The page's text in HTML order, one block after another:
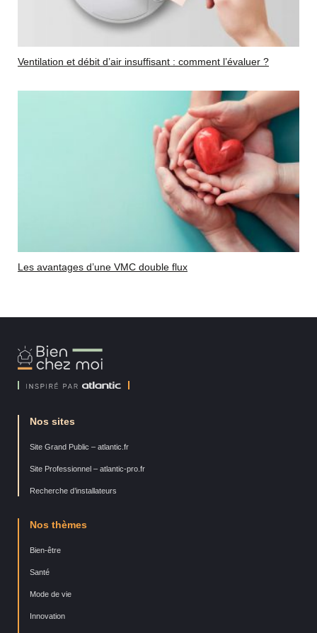
Ventilation et débit d’air insuffisant : comment l’évaluer ?
Les avantages d’une VMC double flux
Bien
Chez
Nos sites
Site Grand Public – atlantic.fr
Site Professionnel – atlantic-pro.fr
Recherche d’installateurs
Nos thèmes
Bien-être
Santé
Mode de vie
Innovation